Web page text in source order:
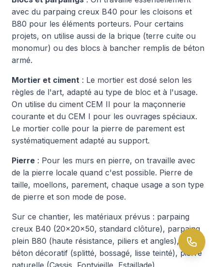
avec du parpaing creux B40 pour les cloisons et
B80 pour les éléments porteurs. Pour certains
projets, on utilise aussi de la brique (terre cuite ou
monomur) ou des blocs à bancher remplis de béton
armé.
Mortier et ciment : Le mortier est dosé selon les
règles de l'art, adapté au type de bloc et à l'usage.
On utilise du ciment CEM II pour la maçonnerie
courante et du CEM I pour les ouvrages spéciaux.
Le mortier colle pour la pierre de parement est
systématiquement adapté au support.
Pierre : Pour les murs en pierre, on travaille avec
de la pierre locale quand c'est possible. Pierre de
taille, moellons, parement, chaque usage a son type
de pierre et son mode de pose.
Sur ce chantier, les matériaux prévus : parpaing
creux B40 (20×20×50, standard clôture), parpaing
plein B80 (haute résistance, piliers et angles), bloc
béton décoratif (splitté, bossagé, lisse teinté), pierre
naturelle (Cassis, Fontvieille, Estaillade).